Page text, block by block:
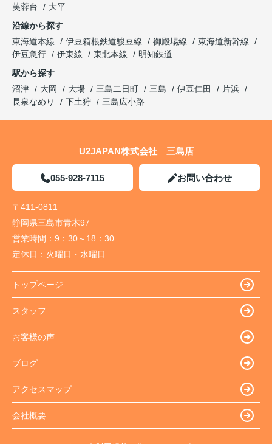
芙蓉台
大平
沿線から探す
東海道本線
伊豆箱根鉄道駿豆線 御殿場線
東海道新幹線
伊豆急行
伊東線 東北本線
明知鉄道
駅から探す
沼津
大岡 大場 三島二日町 三島 伊豆仁田
片浜
長泉なめり
下土狩 三島広小路
U2JAPAN株式会社 三島店
055-928-7115 お問い合わせ
〒411-0811
静岡県三島市青木97
営業時間： 9：30～18：30
定休日： 火曜日・水曜日
トップページ
スタッフ
お客様の声
ブログ
アクセスマップ
会社概要